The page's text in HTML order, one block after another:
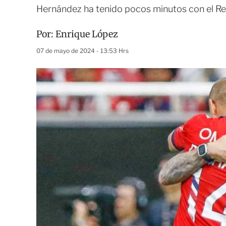
Hernández ha tenido pocos minutos con el
Por: Enrique López
07 de mayo de 2024 - 13:53 Hrs